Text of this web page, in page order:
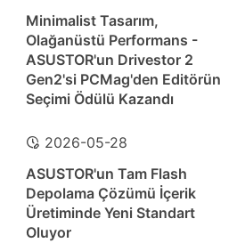
Minimalist Tasarım,
Olağanüstü Performans -
ASUSTOR'un Drivestor 2
Gen2'si PCMag'den Editörün
Seçimi Ödülü Kazandı
2026-05-28
ASUSTOR'un Tam Flash
Depolama Çözümü İçerik
Üretiminde Yeni Standart
Oluyor